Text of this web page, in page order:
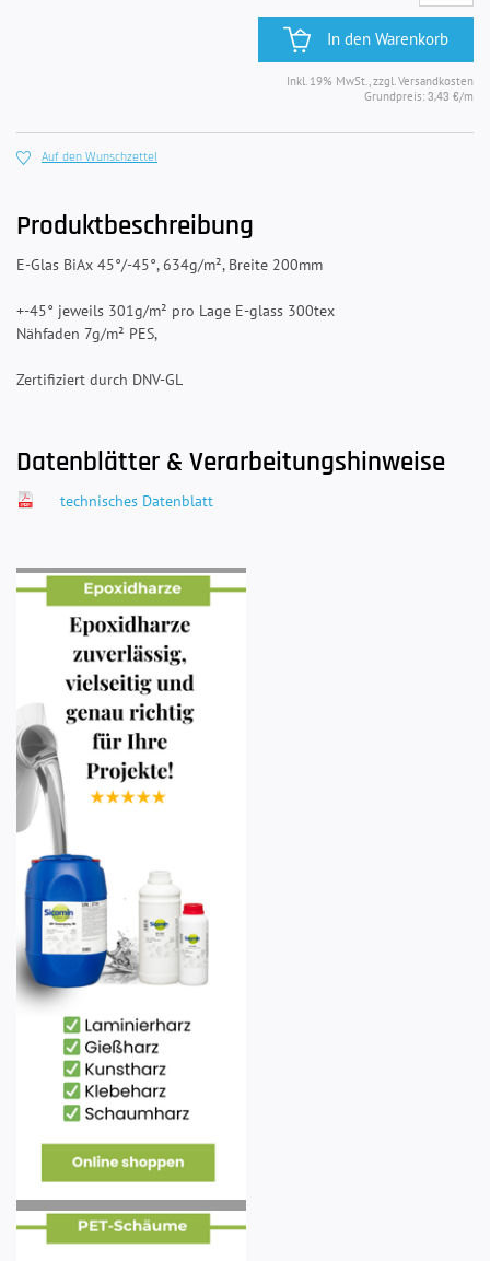
In den Warenkorb
Inkl. 19% MwSt., zzgl. Versandkosten
Grundpreis: 3,43 €/m
Auf den Wunschzettel
Produktbeschreibung
E-Glas BiAx 45°/-45°, 634g/m², Breite 200mm
+-45° jeweils 301g/m² pro Lage E-glass 300tex
Nähfaden 7g/m² PES,
Zertifiziert durch DNV-GL
Datenblätter & Verarbeitungshinweise
technisches Datenblatt